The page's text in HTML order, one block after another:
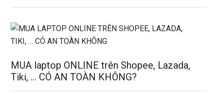
MUA laptop ONLINE trên Shopee, Lazada,
Tiki, … CÓ AN TOÀN KHÔNG?